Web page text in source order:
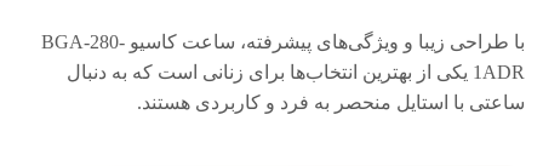
با طراحی زیبا و ویژگی‌های پیشرفته، ساعت کاسیو BGA-280-
1ADR یکی از بهترین انتخاب‌ها برای زنانی است که به دنبال
ساعتی با استایل منحصر به فرد و کاربردی هستند.